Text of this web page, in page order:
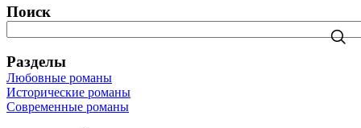
Поиск
Разделы
Любовные романы
Исторические романы
Современные романы